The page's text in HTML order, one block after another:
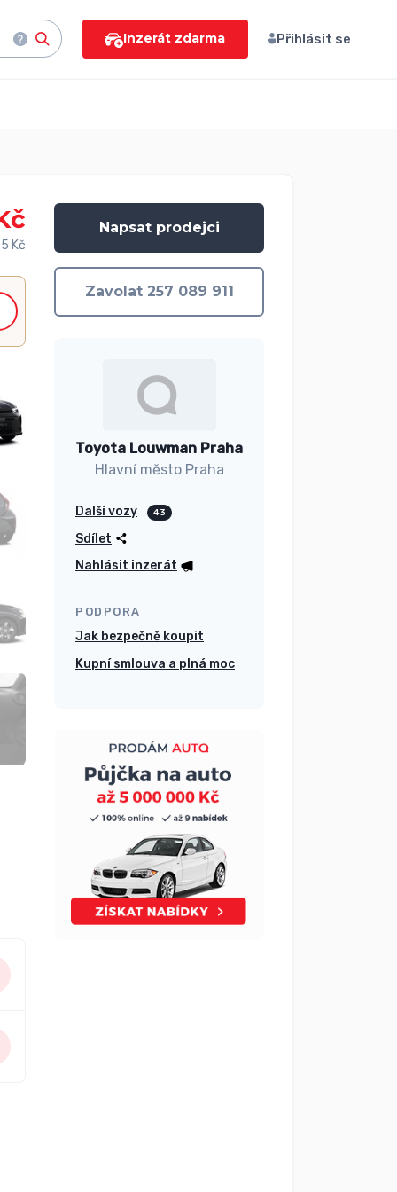
Inzerát zdarma Přihlásit se
Kč
Napsat prodejci
Zavolat 257 089 911
Toyota Louwman Praha
Hlavní město Praha
Další vozy 43
Sdílet
Nahlásit inzerát
PODPORA
Jak bezpečně koupit
Kupní smlouva a plná moc